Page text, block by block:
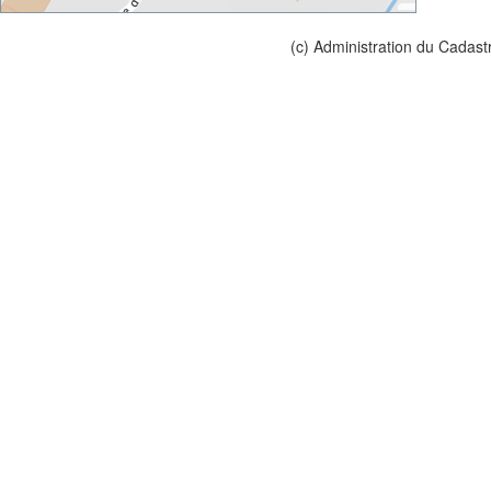
(c) Administration du